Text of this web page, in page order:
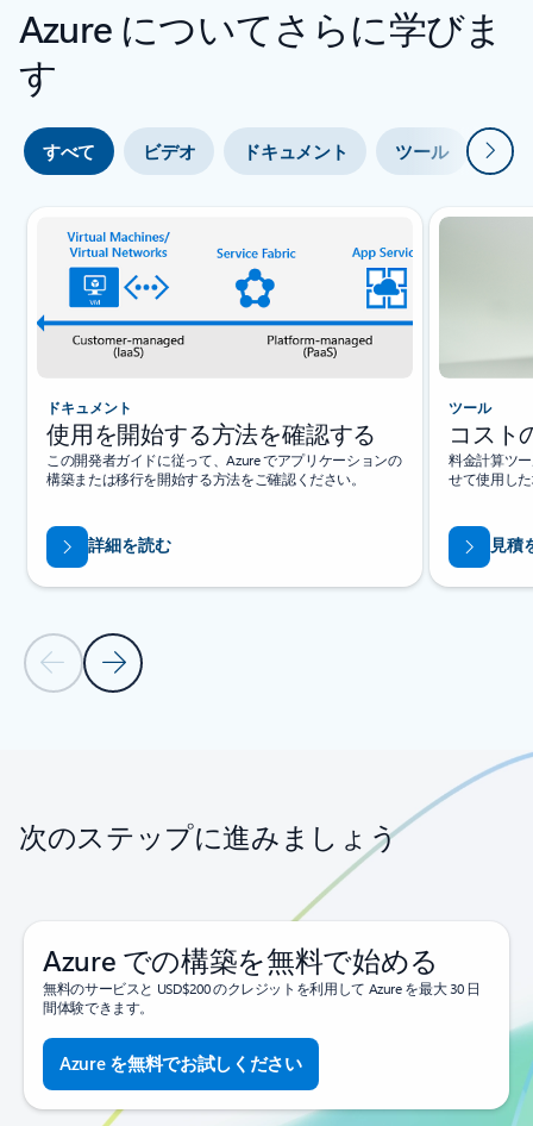
Azure についてさらに学びま
す
すべて ビデオ ドキュメント ツール エ
次
前のスライド次のスライド
ドキュメント
使用を開始する方法を確認する
この開発者ガイドに従って、Azure でアプリケーションの
構築または移行を開始する方法をご確認ください。
詳細を読む
ツール
コスト
料金計算ツ
せて使用し
見積
次のステップに進みましょう
Azure での構築を無料で始める
無料のサービスと USD$200 のクレジットを利用して Azure を最大 30 日
間体験できます。
Azure を無料でお試しください